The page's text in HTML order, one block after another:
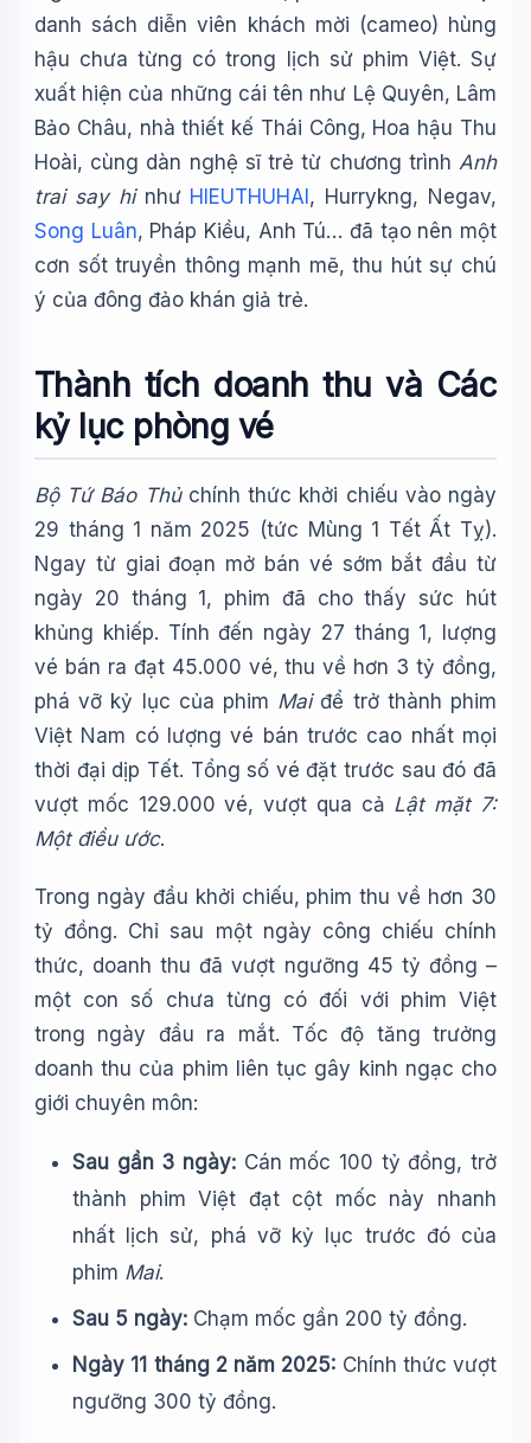
danh sách diễn viên khách mời (cameo) hùng
hậu chưa từng có trong lịch sử phim Việt. Sự
xuất hiện của những cái tên như Lệ Quyên, Lâm
Bảo Châu, nhà thiết kế Thái Công, Hoa hậu Thu
Hoài, cùng dàn nghệ sĩ trẻ từ chương trình Anh
trai say hinhư HIEUTHUHAI , Hurrykng, Negav,
Song Luân, Pháp Kiều, Anh Tú… đã tạo nên một
cơn sốt truyền thông mạnh mẽ, thu hút sự chú
ý của đông đảo khán giả trẻ.
Thành tích doanh thu và Các
kỷ lục phòng vé
Bộ Tứ Báo Thủchính thức khởi chiếu vào ngày
29 tháng 1 năm 2025 (tức Mùng 1 Tết Ất Tỵ).
Ngay từ giai đoạn mở bán vé sớm bắt đầu từ
ngày 20 tháng 1, phim đã cho thấy sức hút
khủng khiếp. Tính đến ngày 27 tháng 1, lượng
vé bán ra đạt 45.000 vé, thu về hơn 3 tỷ đồng,
phá vỡ kỷ lục của phim Maiđể trở thành phim
Việt Nam có lượng vé bán trước cao nhất mọi
thời đại dịp Tết. Tổng số vé đặt trước sau đó đã
vượt mốc 129.000 vé, vượt qua cả Lật mặt 7:
Một điều ước.
Trong ngày đầu khởi chiếu, phim thu về hơn 30
tỷ đồng. Chỉ sau một ngày công chiếu chính
thức, doanh thu đã vượt ngưỡng 45 tỷ đồng –
một con số chưa từng có đối với phim Việt
trong ngày đầu ra mắt. Tốc độ tăng trưởng
doanh thu của phim liên tục gây kinh ngạc cho
giới chuyên môn:
Sau gần 3 ngày: Cán mốc 100 tỷ đồng, trở
thành phim Việt đạt cột mốc này nhanh
nhất lịch sử, phá vỡ kỷ lục trước đó của
phim Mai.
Sau 5 ngày: Chạm mốc gần 200 tỷ đồng.
Ngày 11 tháng 2 năm 2025: Chính thức vượt
ngưỡng 300 tỷ đồng.